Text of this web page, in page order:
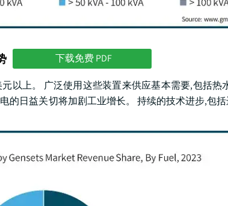
下载免费 PDF
以上。 广泛使用这些装置来供应基本需要,包括热
的日益关切将加剧工业增长。 持续的技术进步,包